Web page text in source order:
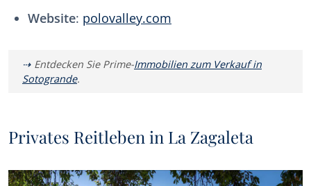
Website: polovalley.com
Entdecken Sie Prime-Immobilien zum Verkauf in
Sotogrande.
Privates Reitleben in La Zagaleta